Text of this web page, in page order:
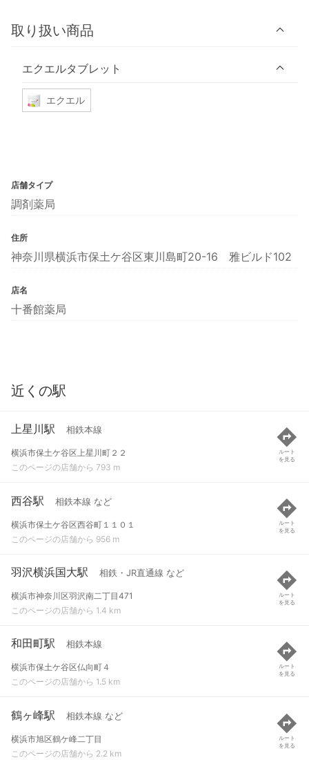
取り扱い商品
エクエルタブレット
エクエル
店舗タイプ
調剤薬局
住所
神奈川県横浜市保土ケ谷区東川島町20-16 雅ビルド102
店名
十番館薬局
近くの駅
上星川駅 相鉄本線
横浜市保土ケ谷区上星川町２２
このページの店舗から 793 m
ルート
を見る
西谷駅 相鉄本線 など
横浜市保土ケ谷区西谷町１１０１
このページの店舗から 956 m
ルート
を見る
羽沢横浜国大駅 相鉄・JR直通線 など
横浜市神奈川区羽沢南二丁目471
このページの店舗から 1.4 km
ルート
を見る
和田町駅 相鉄本線
横浜市保土ケ谷区仏向町４
このページの店舗から 1.5 km
ルート
を見る
鶴ヶ峰駅 相鉄本線 など
横浜市旭区鶴ケ峰二丁目
このページの店舗から 2.2 km
ルート
を見る